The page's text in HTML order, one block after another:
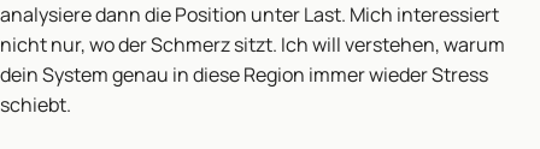
analysiere dann die Position unter Last. Mich interessiert
nicht nur, wo der Schmerz sitzt. Ich will verstehen, warum
dein System genau in diese Region immer wieder Stress
schiebt.